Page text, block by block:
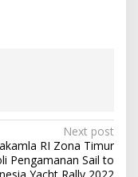
Next post
RI Zona Timur
Pengamanan Sail to
Yacht Rally 2022